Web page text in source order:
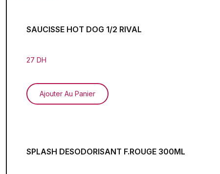
SAUCISSE HOT DOG 1/2 RIVAL
27 DH
Ajouter Au Panier
SPLASH DESODORISANT F.ROUGE 300ML